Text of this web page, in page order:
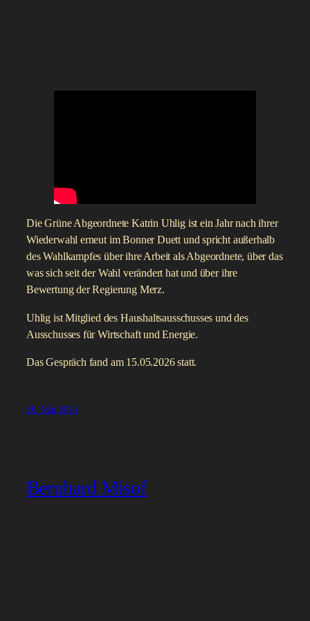
Die Grüne Abgeordnete Katrin Uhlig ist ein Jahr nach ihrer
Wiederwahl erneut im Bonner Duett und spricht außerhalb
des Wahlkampfes über ihre Arbeit als Abgeordnete, über das
was sich seit der Wahl verändert hat und über ihre
Bewertung der Regierung Merz.
Uhlig ist Mitglied des Haushaltsausschusses und des
Ausschusses für Wirtschaft und Energie.
Das Gespräch fand am 15.05.2026 statt.
18. Mai 2026
Bernhard Misof